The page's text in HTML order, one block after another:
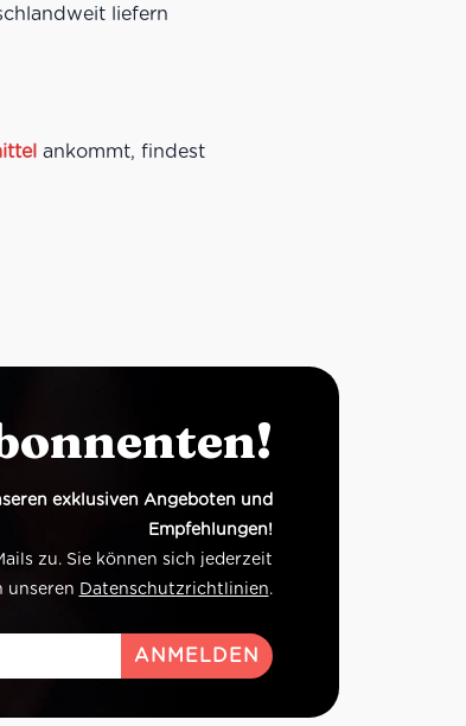
liefern
ankommt, findest
exklusiven Angeboten und
Empfehlungen!
zu. Sie können sich jederzeit
unseren Datenschutzrichtlinien.